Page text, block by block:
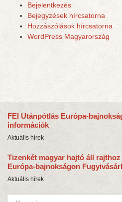
Bejelentkezés
Bejegyzések hírcsatorna
Hozzászólások hírcsatorna
WordPress Magyarország
FEI Utánpótlás Európa-
információk
Aktuális hírek
Tizenkét magyar hajtó áll
Európa-bajnokságon
Aktuális hírek